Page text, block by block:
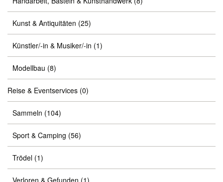
Kunst & Antiquitäten (25)
Künstler/-in & Musiker/-in (1)
Modellbau (8)
Reise & Eventservices (0)
Sammeln (104)
Sport & Camping (56)
Trödel (1)
Verloren & Gefunden (1)